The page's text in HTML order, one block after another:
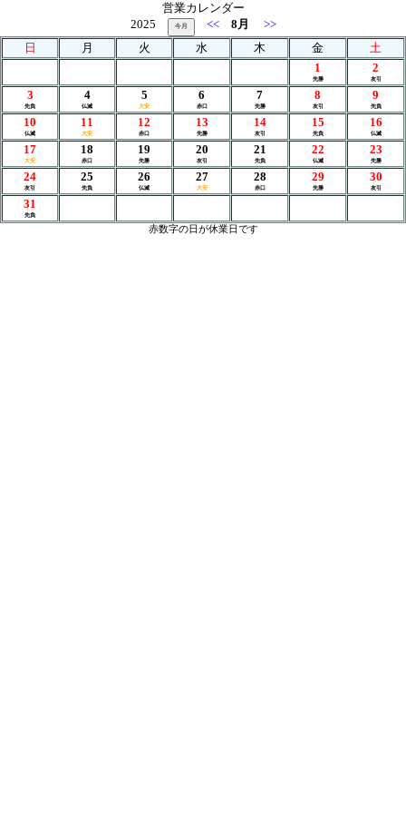
営業カレンダー
2025
<<8月
>>
日
月 火 水 木 金
土
1
先勝
2
友引
3
先負
4
仏滅
5
大安
6
赤口
7
先勝
8
友引
9
先負
10
仏滅
11
大安
12
赤口
13
先勝
14
友引
15
先負
16
仏滅
17
大安
18
赤口
19
先勝
20
友引
21
先負
22
仏滅
23
先勝
24
友引
25
先負
26
仏滅
27
大安
28
赤口
29
先勝
30
友引
31
先負
赤数字の日が休業日です